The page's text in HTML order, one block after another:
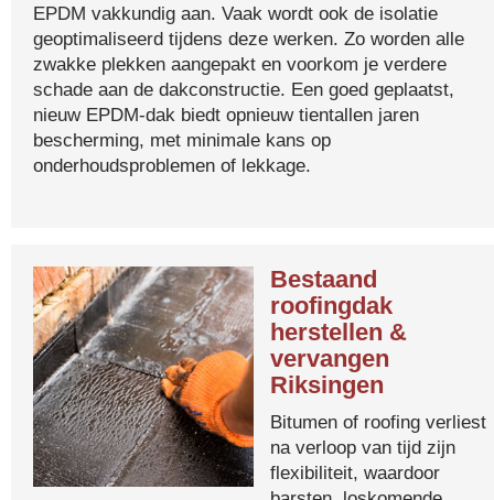
EPDM vakkundig aan. Vaak wordt ook de isolatie
geoptimaliseerd tijdens deze werken. Zo worden alle
zwakke plekken aangepakt en voorkom je verdere
schade aan de dakconstructie. Een goed geplaatst,
nieuw EPDM-dak biedt opnieuw tientallen jaren
bescherming, met minimale kans op
onderhoudsproblemen of lekkage.
Bestaand
roofingdak
herstellen &
vervangen
Riksingen
Bitumen of roofing verliest
na verloop van tijd zijn
flexibiliteit, waardoor